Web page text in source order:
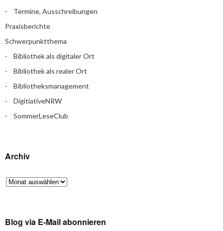
Termine, Ausschreibungen
Praxisberichte
Schwerpunktthema
Bibliothek als digitaler Ort
Bibliothek als realer Ort
Bibliotheksmanagement
DigitiativeNRW
SommerLeseClub
Archiv
Blog via E-Mail abonnieren